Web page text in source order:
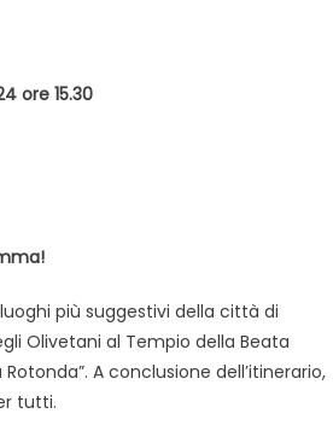
ore 15.30
più suggestivi della città di
Olivetani al Tempio della Beata
A conclusione dell’itinerario,
tutti.